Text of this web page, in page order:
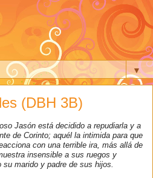
▼
(DBH 3B)
Jasón está decidido a repudiarla y a
de Corinto; aquél la intimida para que
con una terrible ira, más allá de
insensible a sus ruegos y
marido y padre de sus hijos.